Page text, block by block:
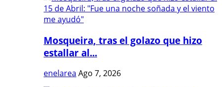
Mosqueira, tras el golazo que hizo
estallar al...
enelarea Ago 7, 2026